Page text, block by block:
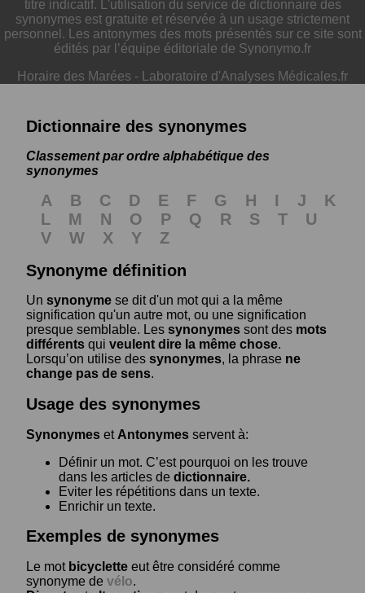
titre indicatif. L'utilisation du service de dictionnaire des
synonymes est gratuite et réservée à un usage strictement
personnel. Les antonymes des mots présentés sur ce site sont
édités par l’équipe éditoriale de Synonymo.fr
Horaire des Marées - Laboratoire d'Analyses Médicales.fr
Dictionnaire des synonymes
Classement par ordre alphabétique des
synonymes
A B C D E F G H I J
K
L
M N O P Q R S T
U
V
W X Y
Z
Synonyme définition
Un synonyme se dit d'un mot qui a la même
signification qu'un autre mot, ou une signification
presque semblable. Les synonymes sont des mots
différents qui veulent dire la même chose.
Lorsqu’on utilise des synonymes, la phrase ne
change pas de sens.
Usage des synonymes
Synonymes et Antonymes servent à:
Définir un mot. C’est pourquoi on les trouve
dans les articles de dictionnaire.
Eviter les répétitions dans un texte.
Enrichir un texte.
Exemples de synonymes
Le mot bicyclette eut être considéré comme
synonyme de vélo.